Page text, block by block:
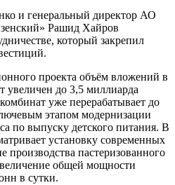
и генеральный директор АО
Рашид Хайров
который закрепил
проекта объём вложений в
увеличен до 3,5 миллиарда
уже перерабатывает до
этапом модернизации
по выпуску детского питания. В
установку современных
производства пастеризованного
общей мощности
в сутки.